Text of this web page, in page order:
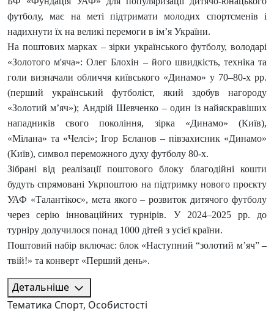
футболу, має на меті підтримати молодих спортсменів і
надихнути їх на великі перемоги в ім’я України.
На поштових марках – зірки українського футболу, володарі
«Золотого м'яча»: Олег Блохін – його швидкість, техніка та
голи визначали обличчя київського «Динамо» у 70–80-х рр.
(перший український футболіст, який здобув нагороду
«Золотий м’яч»); Андрій Шевченко – один із найяскравіших
нападників свого покоління, зірка «Динамо» (Київ),
«Мілана» та «Челсі»; Ігор Бєланов – півзахисник «Динамо»
(Київ), символ переможного духу футболу 80-х.
Зібрані від реалізації поштового блоку благодійні кошти
будуть спрямовані Укрпоштою на підтримку нового проєкту
УАФ «Талантікос», мета якого – розвиток дитячого футболу
через серію інноваційних турнірів. У 2024–2025 рр. до
турніру долучилося понад 1000 дітей з усієї країни.
Поштовий набір включає: блок «Наступний “золотий м’яч” –
твій!» та конверт «Перший день».
Детальніше
Тематика Спорт, Особистості